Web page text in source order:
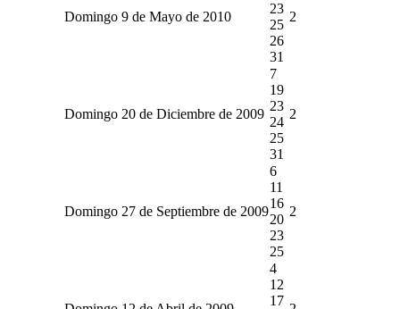
Domingo 9 de Mayo de 2010
23
25
26
31
2
Domingo 20 de Diciembre de 2009
7
19
23
24
25
31
2
Domingo 27 de Septiembre de 2009
6
11
16
20
23
25
2
4
12
17